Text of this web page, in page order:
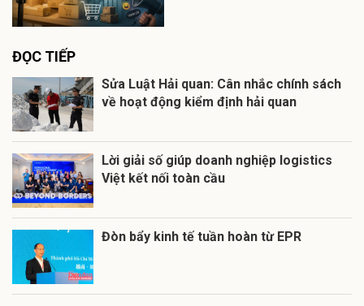
ĐỌC TIẾP
Sửa Luật Hải quan: Cân nhắc chính sách
về hoạt động kiểm định hải quan
Lời giải số giúp doanh nghiệp logistics
Việt kết nối toàn cầu
Đòn bẩy kinh tế tuần hoàn từ EPR